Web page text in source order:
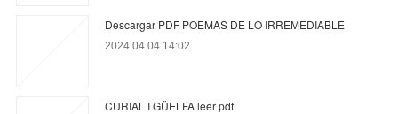
Descargar PDF POEMAS DE LO IRREMEDIABLE
2024.04.04 14:02
CURIAL I GÜELFA leer pdf